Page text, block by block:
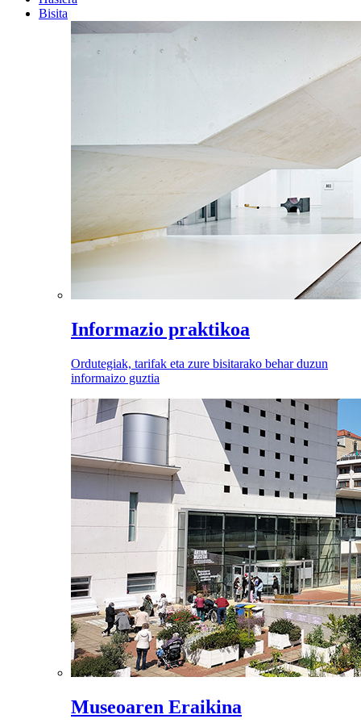
Bisita
Informazio praktikoa
Ordutegiak, tarifak eta zure bisitarako behar duzun
informaizo guztia
Museoaren Eraikina